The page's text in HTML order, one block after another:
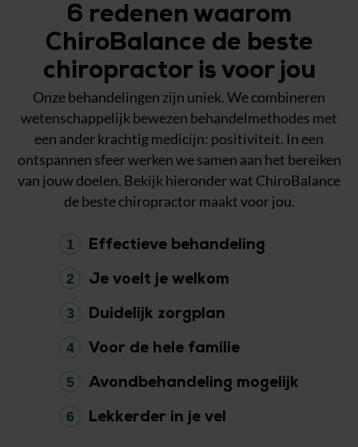
6 redenen waarom
ChiroBalance de beste
chiropractor is voor jou
Onze behandelingen zijn uniek. We combineren
wetenschappelijk bewezen behandelmethodes met
een ander krachtig medicijn: positiviteit. In een
ontspannen sfeer werken we samen aan het bereiken
van jouw doelen. Bekijk hieronder wat ChiroBalance
de beste chiropractor maakt voor jou.
1 Effectieve behandeling
2 Je voelt je welkom
3 Duidelijk zorgplan
4 Voor de hele familie
5 Avondbehandeling mogelijk
6 Lekkerder in je vel